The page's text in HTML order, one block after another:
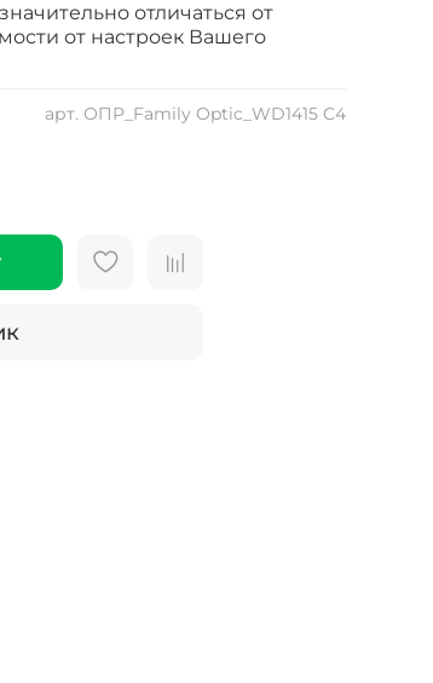
арт. ОПР_Family Optic_WD1415 C4
отличаться от
от настроек Вашего